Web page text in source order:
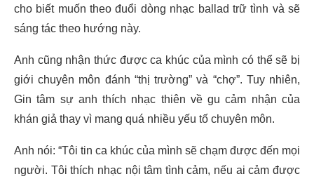
cho biết muốn theo đuổi dòng nhạc ballad trữ tình và sẽ
sáng tác theo hướng này.
Anh cũng nhận thức được ca khúc của mình có thể sẽ bị
giới chuyên môn đánh “thị trường” và “chợ”. Tuy nhiên,
Gin tâm sự anh thích nhạc thiên về gu cảm nhận của
khán giả thay vì mang quá nhiều yếu tố chuyên môn.
Anh nói: “Tôi tin ca khúc của mình sẽ chạm được đến mọi
người. Tôi thích nhạc nội tâm tình cảm, nếu ai cảm được